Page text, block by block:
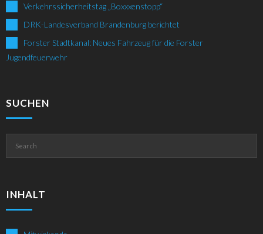
Verkehrssicherheitstag „Boxxxenstopp“
DRK-Landesverband Brandenburg berichtet
Forster Stadtkanal: Neues Fahrzeug für die Forster
Jugendfeuerwehr
SUCHEN
INHALT